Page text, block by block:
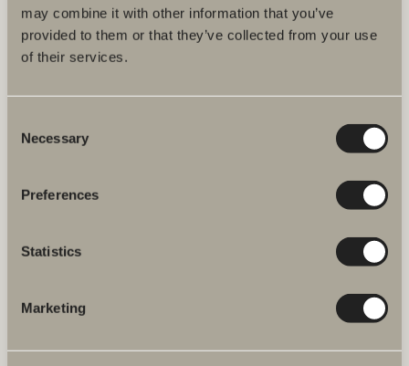
may combine it with other information that you’ve
provided to them or that they’ve collected from your use
of their services.
Selection
Necessary
Preferences
Statistics
Marketing
Hos oss hittar du allt för hela badrummet. Från badrumsmöbler,
tvättställ och blandare till duschar, badkar, handdukstorkar och WC.
514 60 Dalstorp